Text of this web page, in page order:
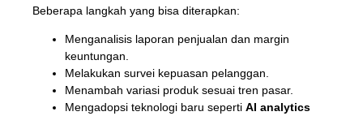
Beberapa langkah yang bisa diterapkan:
Menganalisis laporan penjualan dan margin
keuntungan.
Melakukan survei kepuasan pelanggan.
Menambah variasi produk sesuai tren pasar.
Mengadopsi teknologi baru seperti AI analytics